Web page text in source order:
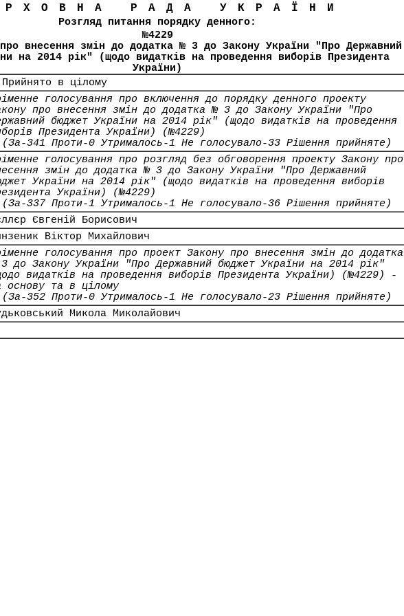
РАДА УКРАЇНИ
Розгляд питання порядку денного:
№4229
внесення змін до додатка № 3 до Закону України "Про Державний
на 2014 рік" (щодо видатків на проведення виборів Президента
України)
в цілому
голосування про включення до порядку денного проекту
про внесення змін до додатка № 3 до Закону України "Про
бюджет України на 2014 рік" (щодо видатків на проведення
Президента України) (№4229)
(За-341 Проти-0 Утрималось-1 Не голосувало-33 Рішення прийняте)
голосування про розгляд без обговорення проекту Закону про
змін до додатка № 3 до Закону України "Про Державний
України на 2014 рік" (щодо видатків на проведення виборів
України) (№4229)
(За-337 Проти-1 Утрималось-1 Не голосувало-36 Рішення прийняте)
Євгеній Борисович
Віктор Михайлович
голосування про проект Закону про внесення змін до додатка
до Закону України "Про Державний бюджет України на 2014 рік"
видатків на проведення виборів Президента України) (№4229) -
основу та в цілому
(За-352 Проти-0 Утрималось-1 Не голосувало-23 Рішення прийняте)
Микола Миколайович